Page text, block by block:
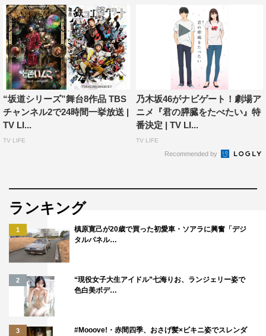
“坂道シリーズ”舞台8作品 TBS
チャンネル2で24時間一挙放送 |
TV LI...
TV LIFE
乃木坂46がナビゲート！劇場ア
ニメ『君の膵臓をたべたい』特
番決定 | TV LI...
TV LIFE
Recommended by
ランキング
1
槙原寛己が20歳で買った初愛車・ソアラに興奮「デジ
タルパネル…
2
“現役女子大生アイドル”七海りお、ランジェリー姿で
色白美ボデ…
3
#Mooove!・赤間四季、おさげ髪×ビキニ姿でスレンダ